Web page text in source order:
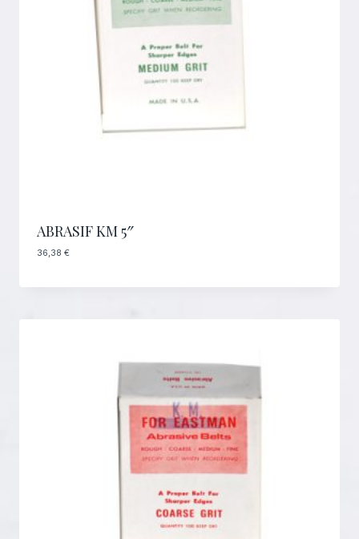
ABRASIF KM 5″
36,38€